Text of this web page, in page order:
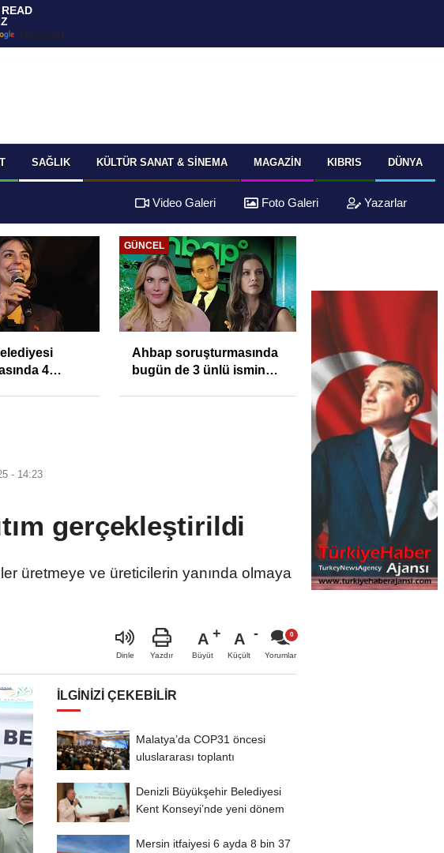
Translate
SAĞLIK KÜLTÜR SANAT & SINEMA MAGAZIN KIBRIS DÜNYA
Video Galeri Foto Galeri Yazarlar
4
GÜNCEL
Ahbap soruşturmasında
bugün de 3 ünlü ismin
- 14:23
gerçekleştirildi
üretmeye ve üreticilerin yanında olmaya
Dinle Yazdır
A
Büyüt
A
Küçült Yorumlar
İLGINIZI ÇEKEBILIR
Malatya’da COP31 öncesi
uluslararası toplantı
Denizli Büyükşehir Belediyesi
Kent Konseyi’nde yeni dönem
Mersin itfaiyesi 6 ayda 8 bin 37